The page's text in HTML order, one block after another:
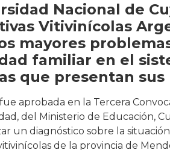
Nacional de
Vitivinícolas
mayores
familiar en el
que presentan
fue aprobada en la Tercera
del Ministerio de Educación,
un diagnóstico sobre la
de la provincia de